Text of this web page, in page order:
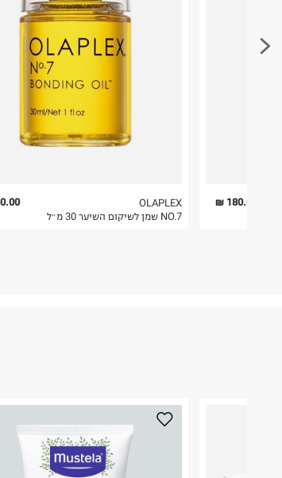
חשוב לשים לב:
3. מוצרי טיפוח ניתן להחזיר סגורים
₪
OLAPLEX
NO.7 שמן לשיקום השיער 30 מ״ל
180.00 ₪